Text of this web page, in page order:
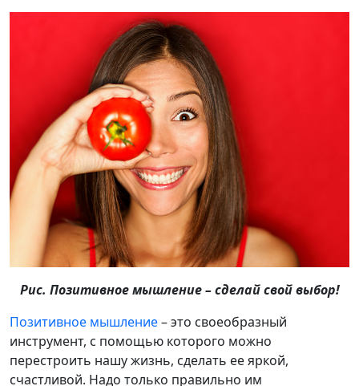
Рис. Позитивное мышление – сделай свой выбор!
Позитивное мышление– это своеобразный
инструмент, с помощью которого можно
перестроить нашу жизнь, сделать ее яркой,
счастливой. Надо только правильно им